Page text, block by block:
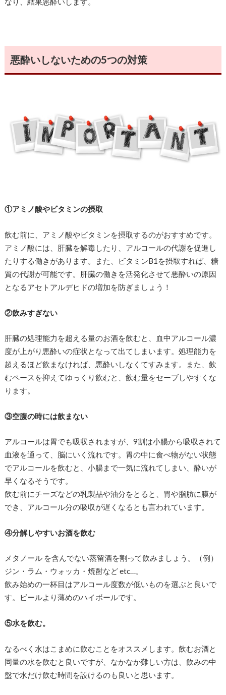
悪酔いしないための5つの対策
①アミノ酸やビタミンの摂取
飲む前に、アミノ酸やビタミンを摂取するのがおすすめです。
アミノ酸には、肝臓を解毒したり、アルコールの代謝を促進し
たりする働きがあります。また、ビタミンB1を摂取すれば、糖
質の代謝が可能です。肝臓の働きを活発化させて悪酔いの原因
となるアセトアルデヒドの増加を防ぎましょう！
②飲みすぎない
肝臓の処理能力を超える量のお酒を飲むと、血中アルコール濃
度が上がり悪酔いの症状となって出てしまいます。処理能力を
超えるほど飲まなければ、悪酔いしなくてすみます。また、飲
むペースを抑えてゆっくり飲むと、飲む量をセーブしやすくな
ります。
③空腹の時には飲まない
アルコールは胃でも吸収されますが、9割は小腸から吸収されて
血液を通って、脳にいく流れです。胃の中に食べ物がない状態
でアルコールを飲むと、小腸まで一気に流れてしまい、酔いが
早くなるそうです。
飲む前にチーズなどの乳製品や油分をとると、胃や脂肪に膜が
でき、アルコール分の吸収が遅くなるとも言われています。
④分解しやすいお酒を飲む
メタノール を含んでない蒸留酒を割って飲みましょう。（例）
ジン・ラム・ウォッカ・焼酎など etc…。
飲み始めの一杯目はアルコール度数が低いものを選ぶと良いで
す。ビールより薄めのハイボールです。
⑤水を飲む。
なるべく水はこまめに飲むことをオススメします。飲むお酒と
同量の水を飲むと良いですが、なかなか難しい方は、飲みの中
盤で水だけ飲む時間を設けるのも良いと思います。